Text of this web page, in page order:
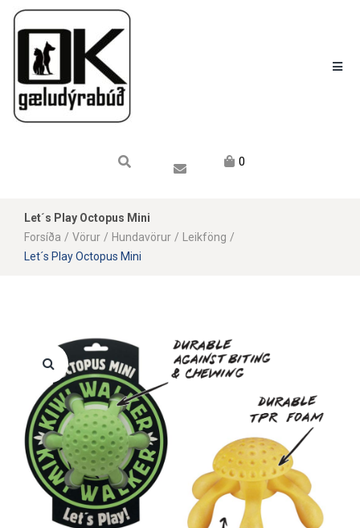
0
Let´s Play Octopus Mini
Forsíða / Vörur / Hundavörur / Leikföng /
Let´s Play Octopus Mini